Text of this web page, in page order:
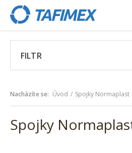
FILTR
Nacházíte se: Úvod Spojky Normaplast
Spojky